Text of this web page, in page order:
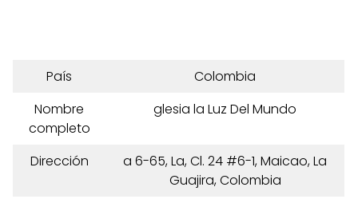
País
Colombia
Nombre
completo
glesia la Luz Del Mundo
Dirección
a 6-65, La, Cl. 24 #6-1, Maicao, La
Guajira, Colombia